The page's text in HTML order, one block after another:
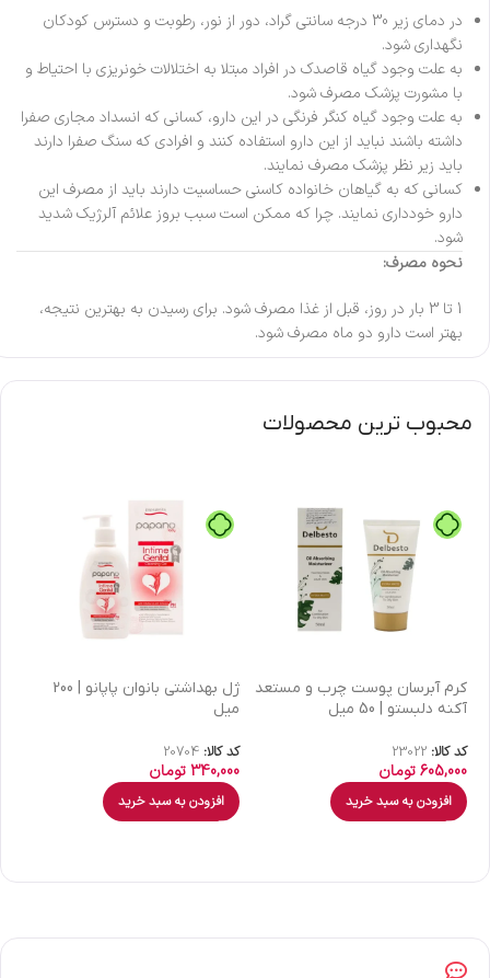
در دمای زیر 30 درجه سانتی گراد، دور از نور، رطوبت و دسترس کودکان
نگهداری شود.
به علت وجود گیاه قاصدک در افراد مبتلا به اختلالات خونریزی با احتیاط و
با مشورت پزشک مصرف شود.
به علت وجود گیاه کنگر فرنگی در این دارو، کسانی که انسداد مجاری صفرا
داشته باشند نباید از این دارو استفاده کنند و افرادی که سنگ صفرا دارند
باید زیر نظر پزشک مصرف نمایند.
کسانی که به گیاهان خانواده کاسنی حساسیت دارند باید از مصرف این
دارو خودداری نمایند. چرا که ممکن است سبب بروز علائم آلرژیک شدید
شود.
نحوه مصرف:
1 تا 3 بار در روز، قبل از غذا مصرف شود. برای رسیدن به بهترین نتیجه،
بهتر است دارو دو ماه مصرف شود.
محبوب ترین محصولات
كرم آبرسان پوست چرب و مستعد
آکنه دلبستو | 50 میل
کد کالا: 23022
605,000تومان
افزودن به سبد خرید
ژل بهداشتی بانوان پاپانو | 200
میل
کد کالا: 20704
340,000تومان
افزودن به سبد خرید